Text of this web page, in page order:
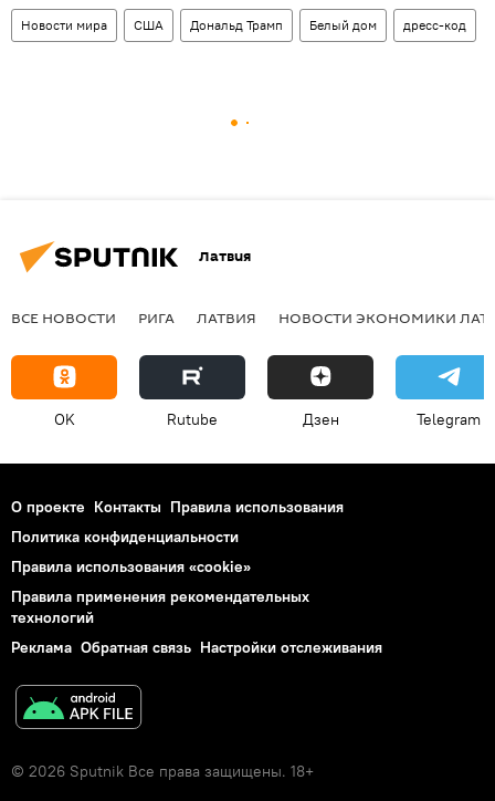
Новости мира США Дональд Трамп Белый дом дресс-код
Латвия
ВСЕ НОВОСТИ РИГА ЛАТВИЯ НОВОСТИ ЭКОНОМИКИ
OK Rutube Дзен Telegram
О проекте Контакты Правила использования
Политика конфиденциальности
Правила использования «cookie»
Правила применения рекомендательных
технологий
Реклама Обратная связь Настройки отслеживания
© 2026 Sputnik Все права защищены. 18+